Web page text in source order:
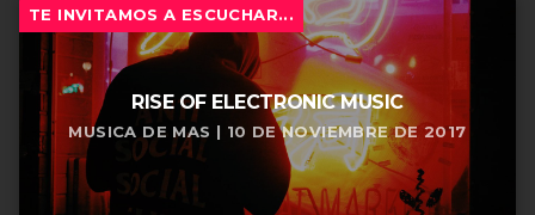
TE INVITAMOS A ESCUCHAR...
RISE OF ELECTRONIC MUSIC
MUSICA DE MAS | 10 DE NOVIEMBRE DE 2017